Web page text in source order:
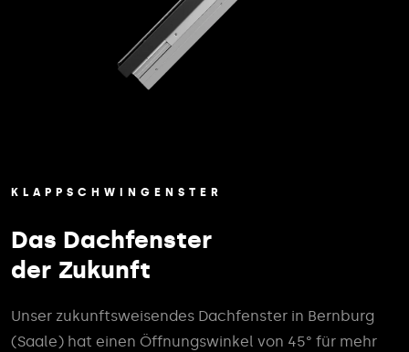
KLAPPSCHWINGENSTER
Das Dachfenster
der Zukunft
Unser zukunftsweisendes Dachfenster in Bernburg
(Saale) hat einen Öffnungswinkel von 45° für mehr